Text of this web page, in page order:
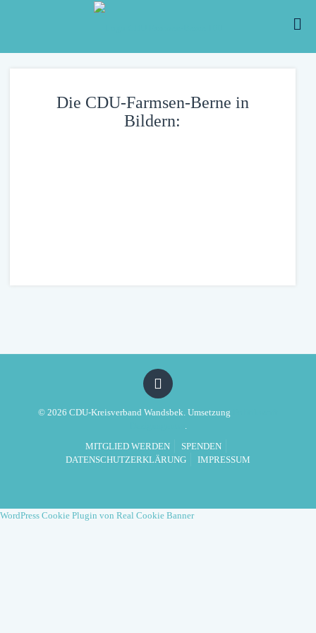
Die CDU-Farmsen-Berne in
Bildern:
© 2026 CDU-Kreisverband Wandsbek. Umsetzung
.
MITGLIED WERDEN
SPENDEN
DATENSCHUTZERKLÄRUNG
IMPRESSUM
WordPress Cookie Plugin von Real Cookie Banner